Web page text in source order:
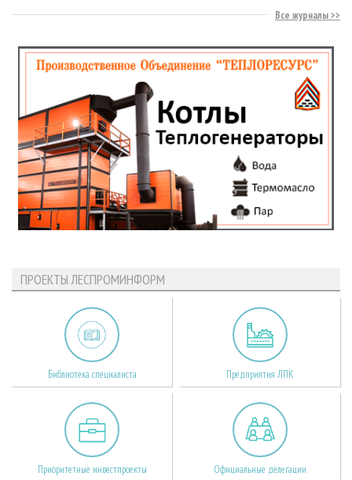
Все журналы
ПРОЕКТЫ ЛЕСПРОМИНФОРМ
Библиотека специалиста Предприятия ЛПК
Приоритетные инвестпроекты Официальные делегации